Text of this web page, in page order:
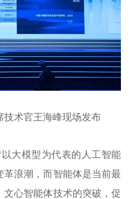
技术官王海峰现场发布
大模型为代表的人工智能
浪潮，而智能体是当前最
心智能体技术的突破，促